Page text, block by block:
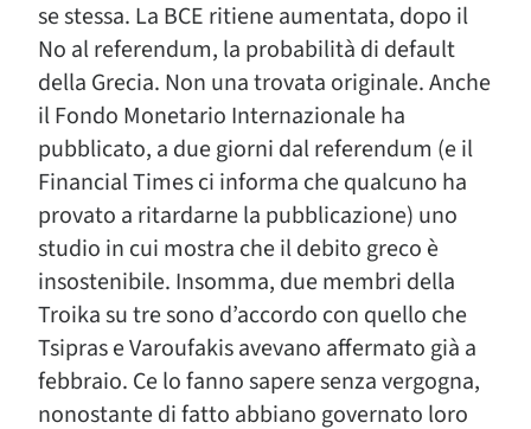
se stessa. La BCE ritiene aumentata, dopo il
No al referendum, la probabilità di default
della Grecia. Non una trovata originale. Anche
il Fondo Monetario Internazionale ha
pubblicato, a due giorni dal referendum (e il
Financial Times ci informa che qualcuno ha
provato a ritardarne la pubblicazione) uno
studio in cui mostra che il debito greco è
insostenibile. Insomma, due membri della
Troika su tre sono d’accordo con quello che
Tsipras e Varoufakis avevano affermato già a
febbraio. Ce lo fanno sapere senza vergogna,
nonostante di fatto abbiano governato loro